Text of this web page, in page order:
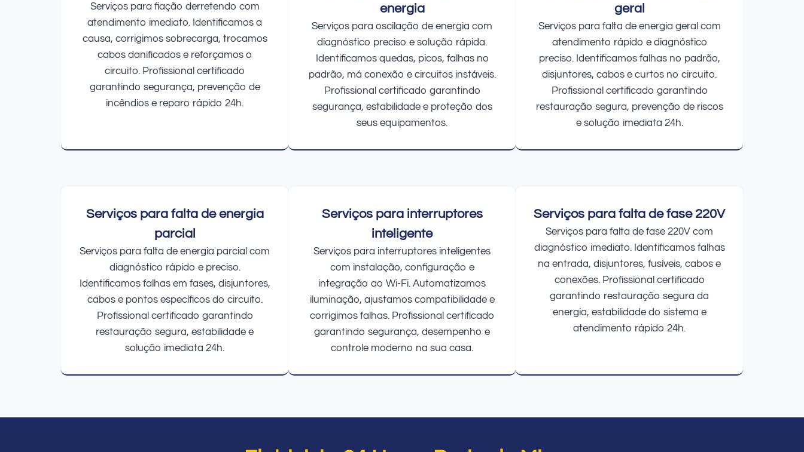
Serviços para fiação derretendo com
atendimento imediato. Identificamos a
causa, corrigimos sobrecarga, trocamos
cabos danificados e reforçamos o
circuito. Profissional certificado
garantindo segurança, prevenção de
incêndios e reparo rápido 24h.
energia
Serviços para oscilação de energia com
diagnóstico preciso e solução rápida.
Identificamos quedas, picos, falhas no
padrão, má conexão e circuitos instáveis.
Profissional certificado garantindo
segurança, estabilidade e proteção dos
seus equipamentos.
geral
Serviços para falta de energia geral com
atendimento rápido e diagnóstico
preciso. Identificamos falhas no padrão,
disjuntores, cabos e curtos no circuito.
Profissional certificado garantindo
restauração segura, prevenção de riscos
e solução imediata 24h.
Serviços para falta de energia
parcial
Serviços para falta de energia parcial com
diagnóstico rápido e preciso.
Identificamos falhas em fases, disjuntores,
cabos e pontos específicos do circuito.
Profissional certificado garantindo
restauração segura, estabilidade e
solução imediata 24h.
Serviços para interruptores
inteligente
Serviços para interruptores inteligentes
com instalação, configuração e
integração ao Wi-Fi. Automatizamos
iluminação, ajustamos compatibilidade e
corrigimos falhas. Profissional certificado
garantindo segurança, desempenho e
controle moderno na sua casa.
Serviços para falta de fase 220V
Serviços para falta de fase 220V com
diagnóstico imediato. Identificamos falhas
na entrada, disjuntores, fusíveis, cabos e
conexões. Profissional certificado
garantindo restauração segura da
energia, estabilidade do sistema e
atendimento rápido 24h.